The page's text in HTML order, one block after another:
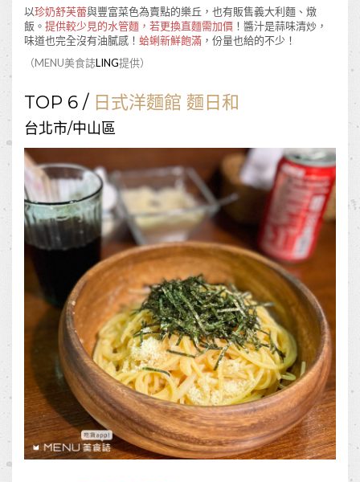
以珍奶舒芙蕾與豐富菜色為賣點的樂丘，也有販售義大利麵、燉
飯。 提供較少見的水管麵，若更換直麵需加價 ！醬汁是蒜味清炒，
味道也完全沒有油膩感！ 蛤蜊新鮮飽滿 ，份量也給的不少！
（MENU美食誌LING提供）
TOP 6 / 日式洋麵館 麵日和
台北市/中山區